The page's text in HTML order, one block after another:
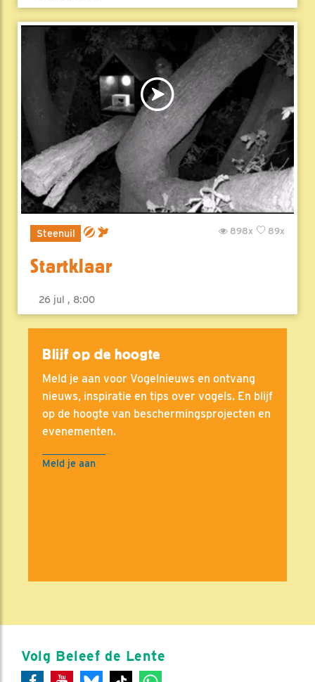
Steenuil 89x
898x
Startklaar
26 jul , 8:00
Blijf op de hoogte
Meld je aan voor Vogelnieuws en ontvang
nieuws, inspiratie en tips over vogels. En blijf
op de hoogte van beschermingsprojecten en
evenementen.
Meld je aan
Volg Beleef de Lente